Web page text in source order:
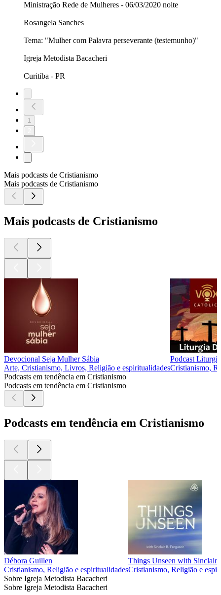
Ministração Rede de Mulheres - 06/03/2020 noite
Rosangela Sanches
Tema: "Mulher com Palavra perseverante (testemunho)"
Igreja Metodista Bacacheri
Curitiba - PR
1
Mais podcasts de Cristianismo
Mais podcasts de Cristianismo
Mais podcasts de Cristianismo
Devocional Seja Mulher Sábia
Arte, Cristianismo, Livros, Religião e espiritualidades
Podcast
Cristianismo,
Podcasts em tendência em Cristianismo
Podcasts em tendência em Cristianismo
Podcasts em tendência em Cristianismo
Débora Guillen
Cristianismo, Religião e espiritualidades
Things Unseen with Sinclair
Cristianismo, Religião e
Sobre Igreja Metodista Bacacheri
Sobre Igreja Metodista Bacacheri